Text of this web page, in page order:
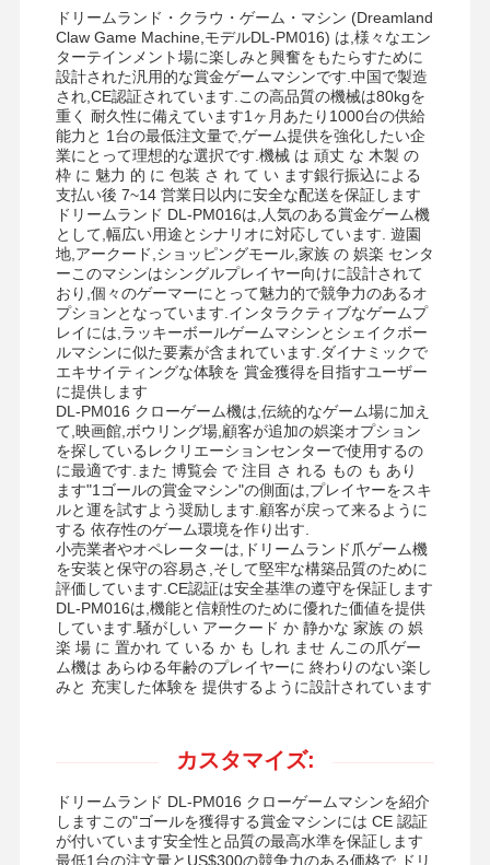
会社案内 品質管理 お問い合わせ ニュース
すべての場合 見積依頼
子供のゲーム機
カーレースゲーム機
ショッターアークードマシン
切符の買戻しのゲーム・マシン
爪のゲーム・マシン
コインプッシャーゲーム機
柔らかい 遊び場 の 設備
バイクゲームシミュレーター
VR 360のシミュレーター
VRアーケードシューター
vr レーシングシミュレーター
ドリームランド・クラウ・ゲーム・マシン (Dreamland
Claw Game Machine,モデルDL-PM016) は,様々なエン
ターテインメント場に楽しみと興奮をもたらすために
設計された汎用的な賞金ゲームマシンです.中国で製造
され,CE認証されています.この高品質の機械は80kgを
重く 耐久性に備えています1ヶ月あたり1000台の供給
能力と 1台の最低注文量で,ゲーム提供を強化したい企
業にとって理想的な選択です.機械 は 頑丈 な 木製 の
枠 に 魅力 的 に 包装 さ れ て い ます銀行振込による
支払い後 7~14 営業日以内に安全な配送を保証します
ドリームランド DL-PM016は,人気のある賞金ゲーム機
として,幅広い用途とシナリオに対応しています. 遊園
地,アークード,ショッピングモール,家族 の 娯楽 センタ
ーこのマシンはシングルプレイヤー向けに設計されて
おり,個々のゲーマーにとって魅力的で競争力のあるオ
プションとなっています.インタラクティブなゲームプ
レイには,ラッキーボールゲームマシンとシェイクボー
ルマシンに似た要素が含まれています.ダイナミックで
エキサイティングな体験を 賞金獲得を目指すユーザー
に提供します
DL-PM016 クローゲーム機は,伝統的なゲーム場に加え
て,映画館,ボウリング場,顧客が追加の娯楽オプション
を探しているレクリエーションセンターで使用するの
に最適です.また 博覧会 で 注目 さ れる もの も あり
ます"1ゴールの賞金マシン"の側面は,プレイヤーをスキ
ルと運を試すよう奨励します.顧客が戻って来るように
する 依存性のゲーム環境を作り出す.
小売業者やオペレーターは,ドリームランド爪ゲーム機
を安装と保守の容易さ,そして堅牢な構築品質のために
評価しています.CE認証は安全基準の遵守を保証します
DL-PM016は,機能と信頼性のために優れた価値を提供
しています.騒がしい アークード か 静かな 家族 の 娯
楽 場 に 置かれ て いる か も しれ ませ んこの爪ゲー
ム機は あらゆる年齢のプレイヤーに 終わりのない楽し
みと 充実した体験を 提供するように設計されています
カスタマイズ:
ドリームランド DL-PM016 クローゲームマシンを紹介
しますこの"ゴールを獲得する賞金マシンには CE 認証
が付いています安全性と品質の最高水準を保証します
最低1台の注文量とUS$300の競争力のある価格で,ドリ